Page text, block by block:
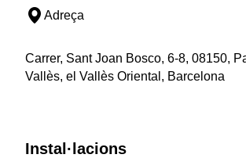
Adreça
Carrer, Sant Joan Bosco, 6-8, 08150,
Vallès, el Vallès Oriental, Barcelona
Instal·lacions